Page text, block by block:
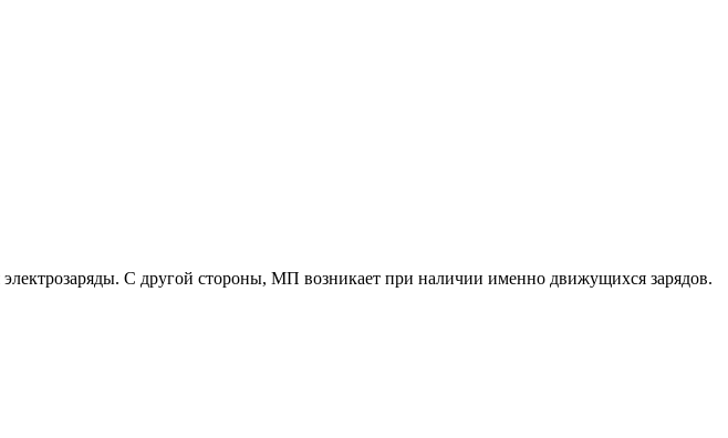
С другой стороны, МП возникает при наличии именно движущихся зарядов.